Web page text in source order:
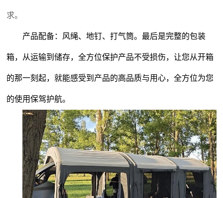
求。
产品配备：风绳、地钉、打气筒。最后是完整的包装
箱，从运输到储存，全方位保护产品不受损伤，让您从开箱
的那一刻起，就能感受到产品的高品质与用心，全方位为您
的使用保驾护航。